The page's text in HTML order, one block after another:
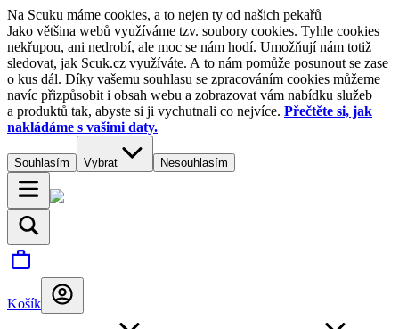
Na Scuku máme cookies, a to nejen ty od našich pekařů
Jako většina webů využíváme tzv. soubory cookies. Tyhle cookies
nekřupou, ani nedrobí, ale moc se nám hodí. Umožňují nám totiž
sledovat, jak Scuk.cz využíváte. A to nám pomůže posunout se zase
o kus dál. Díky vašemu souhlasu se zpracováním cookies můžeme
navíc přizpůsobit i obsah webu a zobrazovat vám nabídku služeb
a produktů tak, abyste si ji vychutnali co nejvíce. Přečtěte si, jak
nakládáme s vašimi daty.
Souhlasím Vybrat Nesouhlasím
Košík